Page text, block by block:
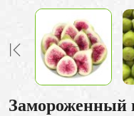
Замороженный